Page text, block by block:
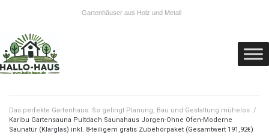
Gartenhäuser aus Holz und Metall
Das perfekte Gartenhaus: So gelingt Planung, Bau und Gestaltung mühelos /
Karibu Gartensauna Pultdach Saunahaus Jorgen-Ohne Ofen-Moderne
Saunatür (Klarglas) inkl. 8-teiligem gratis Zubehörpaket (Gesamtwert 191,92€)